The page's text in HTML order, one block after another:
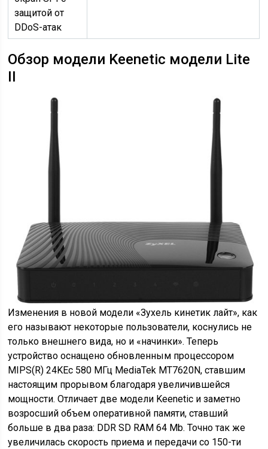
защитой от
DDoS-атак
Обзор модели Keenetic модели Lite
II
Изменения в новой модели «Зухель кинетик лайт», как
его называют некоторые пользователи, коснулись не
только внешнего вида, но и «начинки». Теперь
устройство оснащено обновленным процессором
MIPS(R) 24KEc 580 МГц MediaTek MT7620N, ставшим
настоящим прорывом благодаря увеличившейся
мощности. Отличает две модели Keenetic и заметно
возросший объем оперативной памяти, ставший
больше в два раза: DDR SD RAM 64 Mb. Точно так же
увеличилась скорость приема и передачи со 150-ти